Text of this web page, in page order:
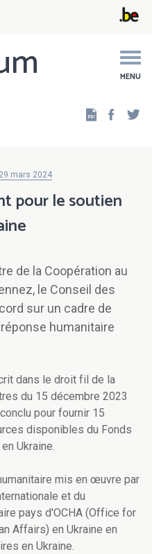
MENU
mars 2024
pour le soutien
de la Coopération au
le Conseil des
sur un cadre de
humanitaire
dans le droit fil de la
du 15 décembre 2023
pour fournir 15
disponibles du Fonds
Ukraine.
mis en œuvre par
et du
pays d'OCHA (Office for
Affairs) en Ukraine en
en Ukraine.